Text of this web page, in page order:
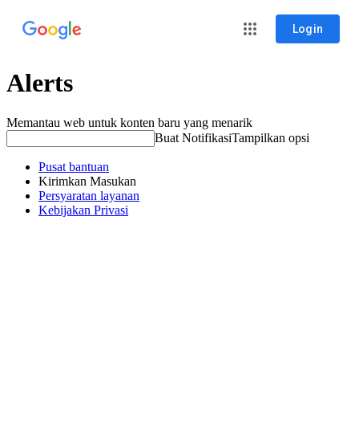
Login
Alerts
Memantau web untuk konten baru yang menarik
Buat NotifikasiTampilkan opsi
Pusat bantuan
Kirimkan Masukan
Persyaratan layanan
Kebijakan Privasi